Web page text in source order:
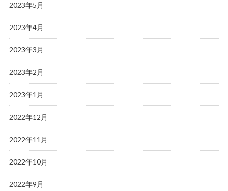
2023年5月
2023年4月
2023年3月
2023年2月
2023年1月
2022年12月
2022年11月
2022年10月
2022年9月